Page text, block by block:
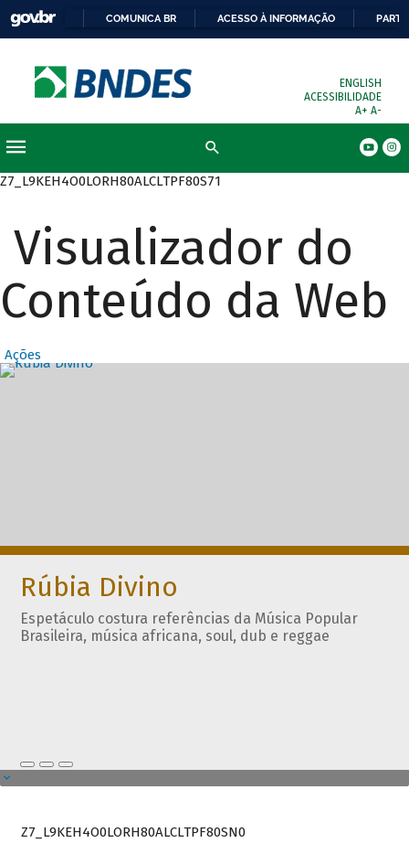
COMUNICA BR ACESSO À INFORMAÇÃO
ENGLISH
ACESSIBILIDADE
A+ A-
Z7_L9KEH4O0LORH80ALCLTPF80S71
Visualizador do
Conteúdo da Web
Ações
Destaques
Rúbia Divino
Espetáculo costura referências da Música Popular
Brasileira, música africana, soul, dub e reggae
Z7_L9KEH4O0LORH80ALCLTPF80SN0